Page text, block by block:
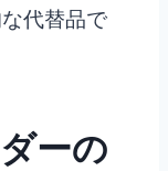
代替品で
ーの